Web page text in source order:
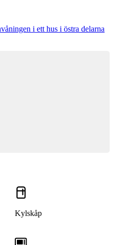
i ett hus i östra delarna
Kylskåp